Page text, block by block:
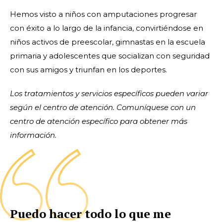
Hemos visto a niños con amputaciones progresar
con éxito a lo largo de la infancia, convirtiéndose en
niños activos de preescolar, gimnastas en la escuela
primaria y adolescentes que socializan con seguridad
con sus amigos y triunfan en los deportes.
Los tratamientos y servicios específicos pueden variar
según el centro de atención. Comuníquese con un
centro de atención específico para obtener más
información.
Puedo hacer todo lo que me